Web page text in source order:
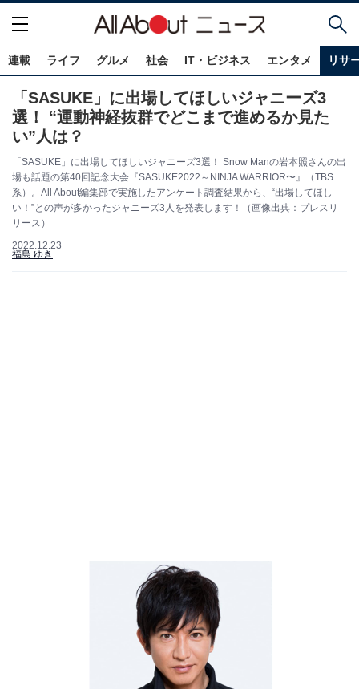
連載 ライフ グルメ 社会 IT・ビジネス エンタメ リサ
「SASUKE」に出場してほしいジャニーズ3
選！ “運動神経抜群でどこまで進めるか見た
い”人は？
「SASUKE」に出場してほしいジャニーズ3選！ Snow Manの岩本照さんの出
場も話題の第40回記念大会『SASUKE2022～NINJA WARRIOR〜』（TBS
系）。All About編集部で実施したアンケート調査結果から、“出場してほし
い！”との声が多かったジャニーズ3人を発表します！（画像出典：プレスリ
リース）
2022.12.23
福島 ゆき